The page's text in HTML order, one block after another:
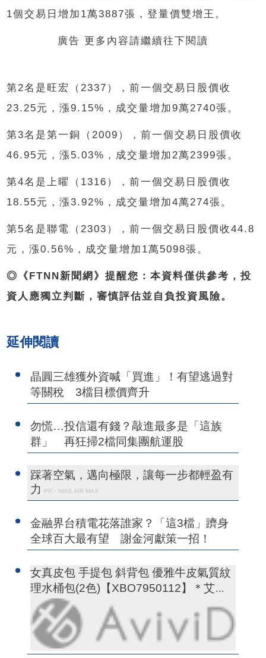
1個交易日增加 1萬3887張，登量價雙增王。
廣告 更多內容請繼續往下閱讀
第2名是旺宏（2337 ），前一個交易日股價收
23.25元，漲9.15% ，成交量增加9萬2740張。
第3名是第一銅（2009 ），前一個交易日股價收
46.95元，漲 5.03% ，成交量增加2萬2399張。
第4名是上曜（ 1316 ），前一個交易日股價收
18.55元，漲3.92% ，成交量增加4萬274張。
第5名是聯電（2303 ），前一個交易日股價收44.8
元，漲0.56% ，成交量增加 1萬5098張。
◎《FTNN新聞網》提醒您：本資料僅供參考，投
資人應獨立判斷，審慎評估並自負投資風險。
延伸閱讀
晶圓三雄獲外資喊「買進」！有望逃過對
等關稅 3檔目標價齊升
勿慌…投信還有錢？敲進最多是「這族
群」 再狂掃2檔同集團航運股
踩著空氣，邁向極限，讓每一步都輕盈有
力
PR・NIKE AIR MAX
金融界台積電花落誰家？「這3檔」躋身
全球百大最有望 謝金河獻策一招！
女真皮包 手提包 斜背包 優雅牛皮氣質紋
理水桶包(2色)【XBO7950112】＊艾美
時尚(現+預)